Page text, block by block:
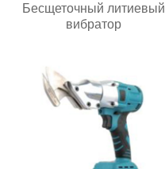
Бесщеточный литиевый
вибратор